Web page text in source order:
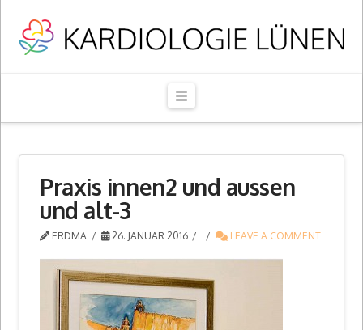
Navigation
Praxis innen2 und aussen
und alt-3
ERDMA 26. JANUAR 2016 LEAVE A COMMENT